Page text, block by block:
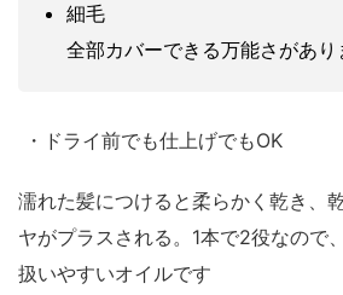
細毛
全部カバーできる万能さがあり
・ドライ前でも仕上げでもOK
濡れた髪につけると柔らかく乾き、
ヤがプラスされる。1本で2役なので
扱いやすいオイルです